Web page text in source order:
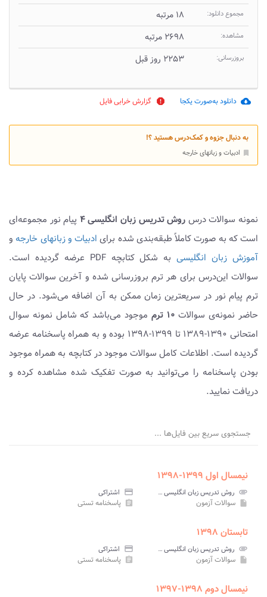
مجموع دانلود: ۱۸ مرتبه
مشاهده: ۲۶۹۸ مرتبه
بروزرسانی: ۲۲۵۳ روز قبل
cloud_download دانلود به‌صورت یکجا report گزارش خرابی فایل
به دنبال جزوه و کمک‌درس هستید ؟!
ادبیات و زبانهای خارجه
نمونه سوالات درس روش تدریس زبان انگلیسی ۴
پیام نور مجموعه‌ای
است که به صورت کاملاً طبقه‌بندی شده برای ادبیات و زبانهای خارجه و
آموزش زبان انگلیسی
به شکل کتابچه PDF عرضه گردیده است.
سوالات این‌درس برای هر ترم بروزرسانی شده و آخرین سوالات پایان
ترم پیام نور در سریعترین زمان ممکن به آن اضافه می‌شود. در حال
حاضر نمونه‌ی سوالات ۱۰ ترم
موجود می‌باشد که شامل نمونه سوال
امتحانی ۱۳۹۰-۱۳۸۹ تا ۱۳۹۹-۱۳۹۸ بوده و به همراه پاسخنامه عرضه
گردیده است. اطلاعات کامل سوالات موجود در کتابچه به همراه موجود
بودن پاسخنامه را می‌توانید به صورت تفکیک شده مشاهده کرده و
دریافت نمایید.
جستجوی سریع بین فایل‌ها ...
نیمسال اول ۱۳۹۹-۱۳۹۸
attachment روش تدریس زبان انگلیسی ۴ پیام نور credit_card اشتراکی
insert_drive_file سوالات آزمون assignment پاسخنامه تستی
تابستان ۱۳۹۸
attachment روش تدریس زبان انگلیسی ۴ پیام نور credit_card اشتراکی
insert_drive_file سوالات آزمون assignment پاسخنامه تستی
نیمسال دوم ۱۳۹۸-۱۳۹۷